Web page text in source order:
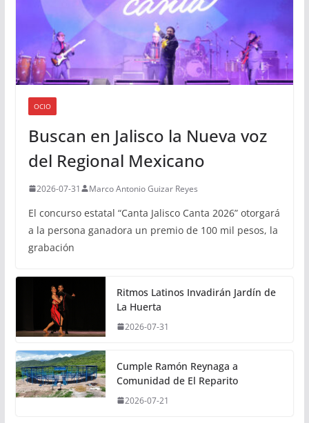
OCIO
Buscan en Jalisco la Nueva voz
del Regional Mexicano
2026-07-31 Marco Antonio Guizar Reyes
El concurso estatal “Canta Jalisco Canta 2026” otorgará
a la persona ganadora un premio de 100 mil pesos, la
grabación
Ritmos Latinos Invadirán Jardín de
La Huerta
2026-07-31
Cumple Ramón Reynaga a
Comunidad de El Reparito
2026-07-21